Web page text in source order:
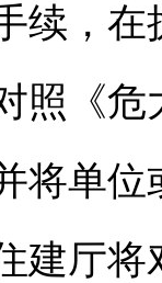
续，
照《
将单
建厅